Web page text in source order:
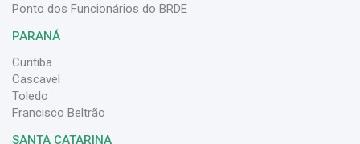
Ponto dos Funcionários do BRDE
PARANÁ
Curitiba
Cascavel
Toledo
Francisco Beltrão
SANTA CATARINA